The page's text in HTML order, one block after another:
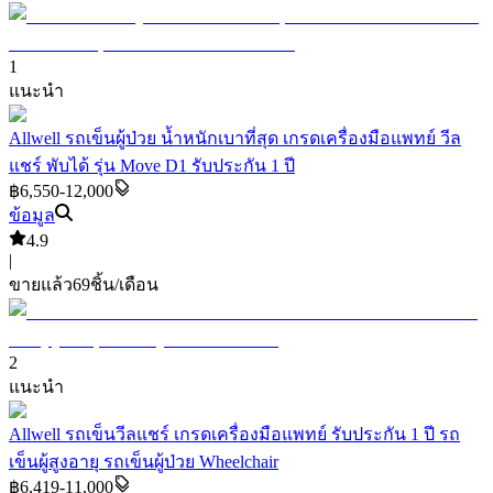
1
แนะนำ
Allwell รถเข็นผู้ป่วย น้ำหนักเบาที่สุด เกรดเครื่องมือแพทย์ วีล
แชร์ พับได้ รุ่น Move D1 รับประกัน 1 ปี
฿6,550-12,000
ข้อมูล
4.9
|
ขายแล้ว69ชิ้น/เดือน
2
แนะนำ
Allwell รถเข็นวีลแชร์ เกรดเครื่องมือแพทย์ รับประกัน 1 ปี รถ
เข็นผู้สูงอายุ รถเข็นผู้ป่วย Wheelchair
฿6,419-11,000